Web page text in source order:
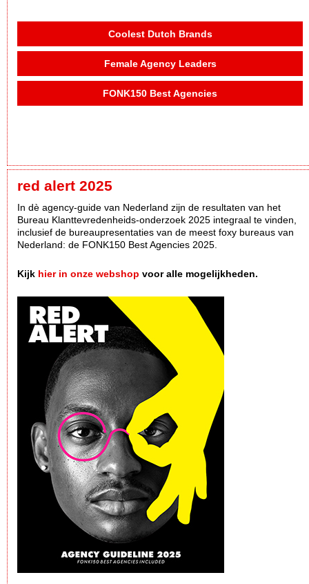
Coolest Dutch Brands
Female Agency Leaders
FONK150 Best Agencies
red alert 2025
In dè agency-guide van Nederland zijn de resultaten van het
Bureau Klanttevredenheids-onderzoek 2025 integraal te vinden,
inclusief de bureaupresentaties van de meest foxy bureaus van
Nederland: de FONK150 Best Agencies 2025.
Kijk hier in onze webshop voor alle mogelijkheden.